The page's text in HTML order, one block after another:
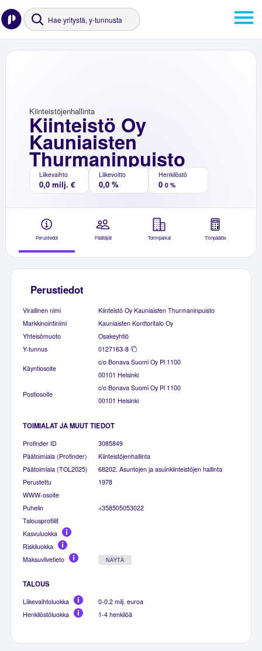
Kiinteistö Oy
Kauniaisten
Thurmaninpuisto
Kiinteistöjenhallinta
Liikevaihto
0,0 milj. €
Liikevoitto
0,0 %
Henkilöstö
0 0 %
Perustiedot Päättäjät Toimipaikat Tilinpäätös
Perustiedot
Virallinen nimi
Kiinteistö Oy Kauniaisten Thurmaninpuisto
Markkinointinimi
Kauniaisten Konttoritalo Oy
Yhteisömuoto
Osakeyhtiö
Y-tunnus
0127163-8
Käyntiosoite
c/o Bonava Suomi Oy Pl 1100
00101 Helsinki
Postiosoite
c/o Bonava Suomi Oy Pl 1100
00101 Helsinki
TOIMIALAT JA MUUT TIEDOT
Profinder ID
3085849
Päätoimiala (Profinder)
Kiinteistöjenhallinta
Päätoimiala (TOL2025)
68202. Asuntojen ja asuinkiinteistöjen hallinta
Perustettu
1978
WWW-osoite
Puhelin
+358505053022
Talousprofiilit
Kasvuluokka
Riskiluokka
Maksuviivetieto
NÄYTÄ
TALOUS
Liikevaihtoluokka
0-0.2 milj. euroa
Henkilöstöluokka
1-4 henkilöä